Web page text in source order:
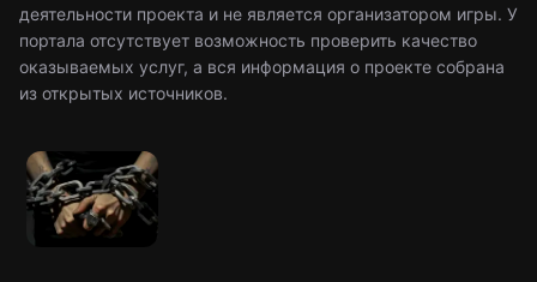
деятельности проекта и не является организатором игры. У
портала отсутствует возможность проверить качество
оказываемых услуг, а вся информация о проекте собрана
из открытых источников.